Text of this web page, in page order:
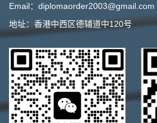
Email：diplomaorder2003@gmail.com
地址：香港中西区德辅道中120号